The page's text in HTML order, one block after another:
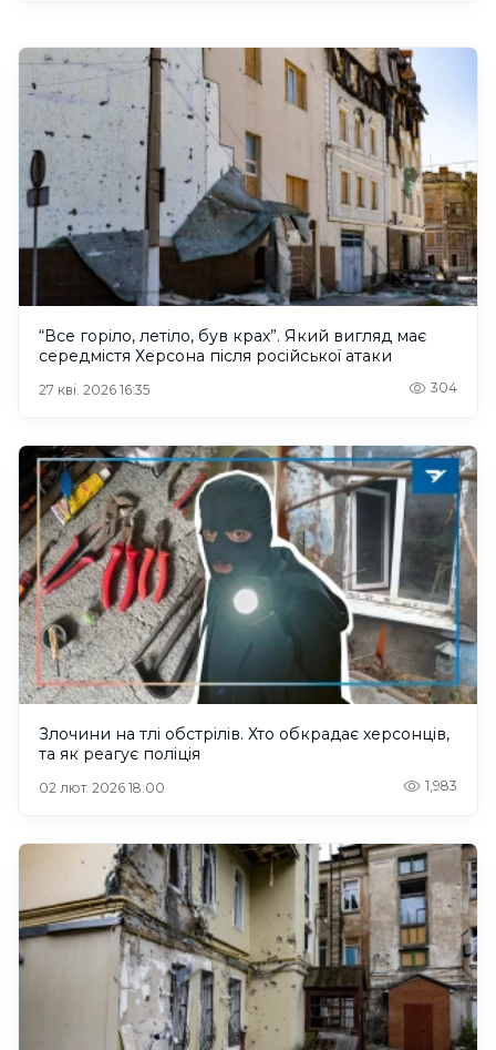
“Все горіло, летіло, був крах”. Який вигляд має
середмістя Херсона після російської атаки
27 кві. 2026 16:35 304
Злочини на тлі обстрілів. Хто обкрадає херсонців,
та як реагує поліція
02 лют. 2026 18:00 1,983